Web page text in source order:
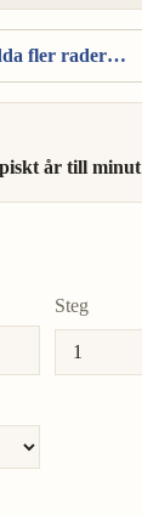
fler rader…
år till minut
Steg